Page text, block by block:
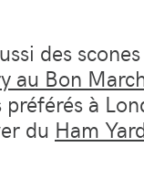
des
au Bon
préférés à
du Ham